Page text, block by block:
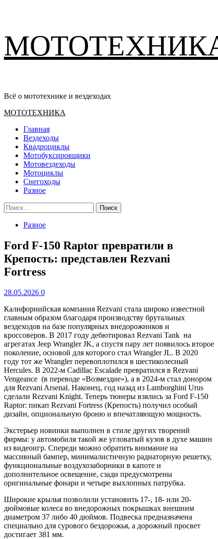
содержимому
Всё о мототехнике и вездеходах
Основное
МОТОТЕХНИКА
Главная
Вездеходы
Квадроциклы
Мотобуксировщики
Мотовездеходы
Мотоциклы
Снегоходы
Разное
Найти:
Разное
Ford F-150 Raptor превратили в
Крепость: представлен Rezvani
Fortress
28.05.2026 0
Калифорнийская компания Rezvani стала широко известной
главным образом благодаря производству брутальных
вездеходов на базе популярных внедорожников и
кроссоверов. В 2017 году дебютировал Rezvani Tank на
агрегатах Jeep Wrangler JK, а спустя пару лет появилось второе
поколение, основой для которого стал Wrangler JL. В 2020
году тот же Wrangler перевоплотился в шестиколесный
Hercules. В 2022-м Cadillac Escalade превратился в Rezvani
Vengeance (в переводе «Возмездие»), а в 2024-м стал донором
для Rezvani Arsenal. Наконец, год назад из Lamborghini Urus
сделали Rezvani Knight. Теперь тюнеры взялись за Ford F-150
Raptor: пикап Rezvani Fortress (Крепость) получил особый
дизайн, опциональную броню и впечатляющую мощность.
Экстерьер новинки выполнен в стиле других творений
фирмы: у автомобиля такой же угловатый кузов в духе машин
из видеоигр. Спереди можно обратить внимание на
массивный бампер, минималистичную радиаторную решетку,
функциональные воздухозаборники в капоте и
дополнительное освещение, сзади предусмотрены
оригинальные фонари и четыре выхлопных патрубка.
Широкие крылья позволили установить 17-, 18- или 20-
дюймовые колеса во внедорожных покрышках внешним
диаметром 37 либо 40 дюймов. Подвеска предназначена
специально для сурового бездорожья, а дорожный просвет
достигает 381 мм.